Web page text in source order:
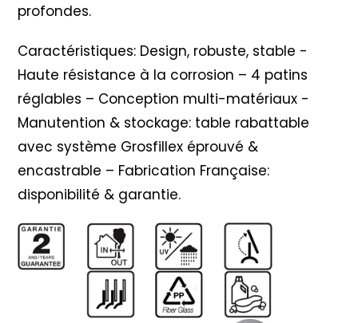
profondes.
Caractéristiques: Design, robuste, stable -
Haute résistance à la corrosion – 4 patins
réglables – Conception multi-matériaux -
Manutention & stockage: table rabattable
avec système Grosfillex éprouvé &
encastrable – Fabrication Française:
disponibilité & garantie.